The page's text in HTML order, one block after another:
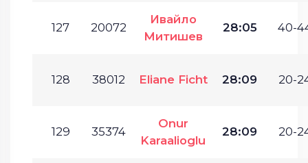
127 20072
Ивайло
Митишев
28:05 40-
128 38012 Eliane Ficht 28:09 20-
129 35374
Onur
Karaalioglu
28:09 20-